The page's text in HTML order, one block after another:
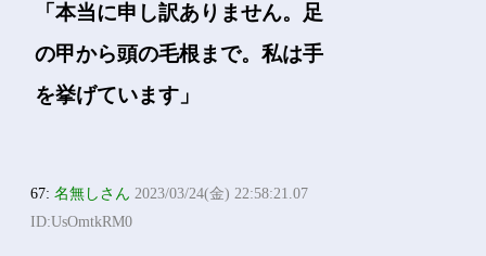
「本当に申し訳ありません。足
の甲から頭の毛根まで。私は手
を挙げています」
67:名無しさん 2023/03/24(金) 22:58:21.07
ID:UsOmtkRM0